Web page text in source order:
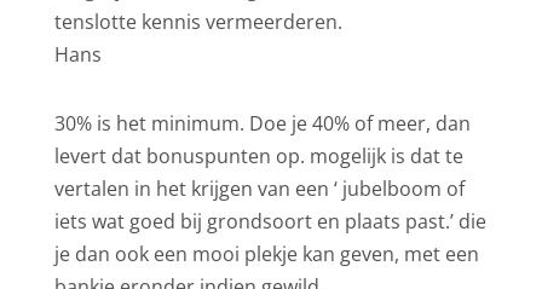
tenslotte kennis vermeerderen.
Hans
30% is het minimum. Doe je 40% of meer, dan
levert dat bonuspunten op. mogelijk is dat te
vertalen in het krijgen van een ‘ jubelboom of
iets wat goed bij grondsoort en plaats past.’ die
je dan ook een mooi plekje kan geven, met een